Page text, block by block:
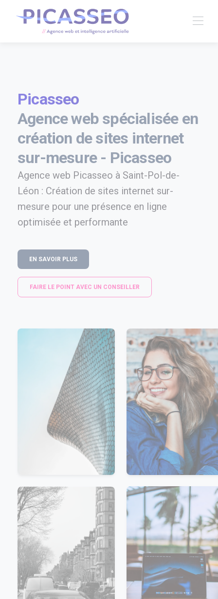
Picasseo
Agence web spécialisée en
création de sites internet
sur-mesure - Picasseo
Agence web Picasseo à Saint-Pol-de-
Léon : Création de sites internet sur-
mesure pour une présence en ligne
optimisée et performante
EN SAVOIR PLUS
FAIRE LE POINT AVEC UN CONSEILLER